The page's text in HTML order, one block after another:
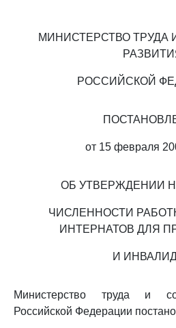
МИНИСТЕРСТВО ТРУДА
РОССИЙСКОЙ
от 15 февраля
ОБ УТВЕРЖДЕНИИ
ЧИСЛЕННОСТИ
ИНТЕРНАТОВ ДЛЯ
И
Министерство труда и
Российской Федерации